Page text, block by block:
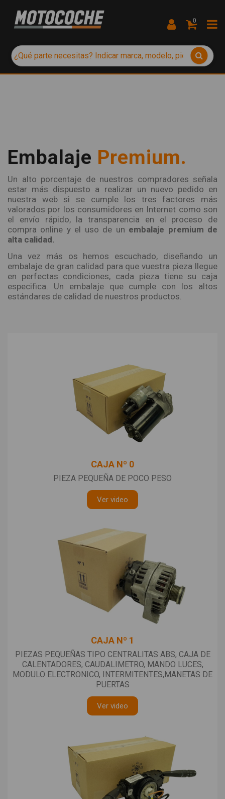
0
Embalaje Premium.
Un alto porcentaje de nuestros compradores señala
estar más dispuesto a realizar un nuevo pedido en
nuestra web si se cumple los tres factores más
valorados por los consumidores en Internet como son
el envío rápido, la transparencia en el proceso de
compra online y el uso de un embalaje premium de
alta calidad.
Una vez más os hemos escuchado, diseñando un
embalaje de gran calidad para que vuestra pieza llegue
en perfectas condiciones, cada pieza tiene su caja
especifica. Un embalaje que cumple con los altos
estándares de calidad de nuestros productos.
CAJA Nº 0
PIEZA PEQUEÑA DE POCO PESO
Ver video
CAJA Nº 1
PIEZAS PEQUEÑAS TIPO CENTRALITAS ABS, CAJA DE
CALENTADORES, CAUDALIMETRO, MANDO LUCES,
MODULO ELECTRONICO, INTERMITENTES,MANETAS DE
PUERTAS
Ver video